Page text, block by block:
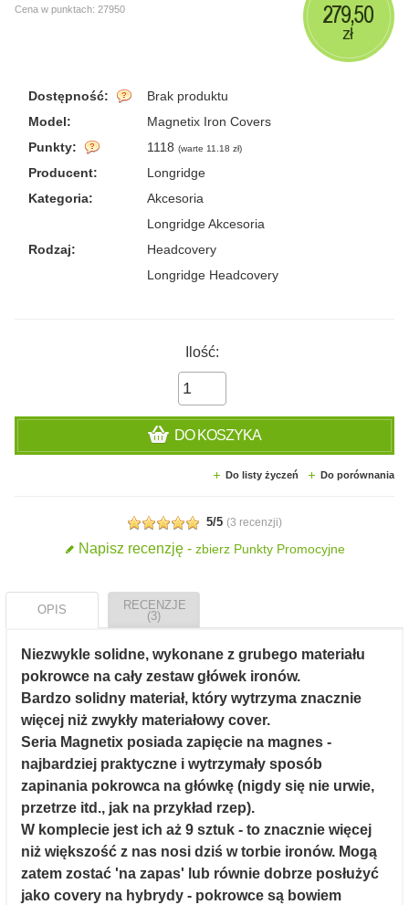
Dostępność:
Brak produktu
Model:
Magnetix Iron Covers
Punkty:
1118 (warte 11.18 zł)
Producent:
Longridge
Kategoria:
Akcesoria
Longridge Akcesoria
Rodzaj:
Headcovery
Longridge Headcovery
Cena w punktach: 27950
279,50
zł
Ilość:
DO KOSZYKA
Do listy życzeń Do porównania
5/5 (3 recenzji)
Napisz recenzję - zbierz Punkty Promocyjne
OPIS
RECENZJE
(3)
Niezwykle solidne, wykonane z grubego materiału
pokrowce na cały zestaw główek ironów.
Bardzo solidny materiał, który wytrzyma znacznie
więcej niż zwykły materiałowy cover.
Seria Magnetix posiada zapięcie na magnes -
najbardziej praktyczne i wytrzymały sposób
zapinania pokrowca na główkę (nigdy się nie urwie,
przetrze itd., jak na przykład rzep).
W komplecie jest ich aż 9 sztuk - to znacznie więcej
niż większość z nas nosi dziś w torbie ironów. Mogą
zatem zostać 'na zapas' lub równie dobrze posłużyć
jako covery na hybrydy - pokrowce są bowiem